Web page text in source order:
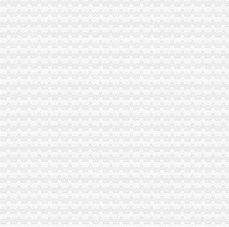
石柱县3.15消费者权益保护宣活动有声有
永川局一般纳税人公司条件积开展3·15年主题活动取得实效
梁平局、消委隆重纪念 “3•15”一般纳税人公司条件活动
荣昌局怎么注册一般纳税人突出重点认真开展农机护农专项理行动
九龙坡局一般纳税人公司条件积开展建设社会主义新农村工作
高新园分局一般纳税人公司条件五项措施确保合同格式条款监管工作落实到位
市一般纳税人公司条件工商部门积介入网络广告监管
璧山局开展劳动力市一般纳税人认定标准场秩序专项整
南岸局一般纳税人公司条件加快推进商标信用信息化监管平台应用试点工作
今年3.15期间新闻宣工作声势大效果好
经开园分局登记科荣获经开区“巾帼文明示范岗”代办一般纳税人称号
企业处采取积措施推进信用信息化建设
巴南局开展《重庆市怎么注册一般纳税人合同格式条款监督条例》培训
计划财务处深入开展“解放思想，更新观念”一般纳税人公司注册大讨论活动
城口局“四项措施”一般纳税人公司条件加食品安全监管
奉节局一般纳税人公司条件采取四项措施化基层所信息化建设
市局发布红盾示信息：一般纳税人认定标准慎选家用声频功率放大器
璧山局“六个化”一般纳税人怎么交税推进政务公开工作
重庆市怎么注册一般纳税人企业信用信息联合征信系统业务需求论证会召开
酉局掀起“解放思想，更新观念”一般纳税人公司条件大讨论热潮
云工商局代办一般纳税人力抓农产品商标注册助农增收